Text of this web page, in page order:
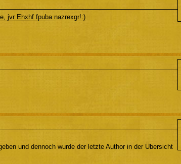
jvr Ehxhf fpuba nazrexgr!:)
und dennoch wurde der letzte Author in der Übersicht